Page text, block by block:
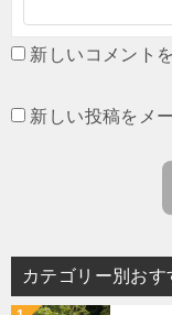
新しいコメント
新しい投稿をメ
カテゴリー別おす